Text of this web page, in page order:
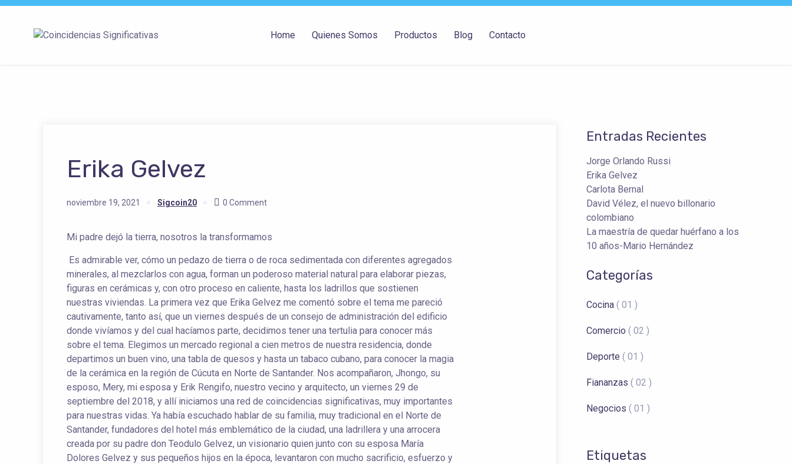
Home Quienes Somos Productos Blog Contacto
Erika Gelvez
noviembre 19, 2021 Sigcoin20 0 Comment
Mi padre dejó la tierra, nosotros la transformamos
Es admirable ver, cómo un pedazo de tierra o de roca sedimentada con diferentes agregados
minerales, al mezclarlos con agua, forman un poderoso material natural para elaborar piezas,
figuras en cerámicas y, con otro proceso en caliente, hasta los ladrillos que sostienen
nuestras viviendas. La primera vez que Erika Gelvez me comentó sobre el tema me pareció
cautivamente, tanto así, que un viernes después de un consejo de administración del edificio
donde vivíamos y del cual hacíamos parte, decidimos tener una tertulia para conocer más
sobre el tema. Elegimos un mercado regional a cien metros de nuestra residencia, donde
departimos un buen vino, una tabla de quesos y hasta un tabaco cubano, para conocer la magia
de la cerámica en la región de Cúcuta en Norte de Santander. Nos acompañaron, Jhongo, su
esposo, Mery, mi esposa y Erik Rengifo, nuestro vecino y arquitecto, un viernes 29 de
septiembre del 2018, y allí iniciamos una red de coincidencias significativas, muy importantes
para nuestras vidas. Ya había escuchado hablar de su familia, muy tradicional en el Norte de
Santander, fundadores del hotel más emblemático de la ciudad, una ladrillera y una arrocera
creada por su padre don Teodulo Gelvez, un visionario quien junto con su esposa María
Dolores Gelvez y sus pequeños hijos en la época, levantaron con mucho sacrificio, esfuerzo y
Entradas Recientes
Jorge Orlando Russi
Erika Gelvez
Carlota Bernal
David Vélez, el nuevo billonario
colombiano
La maestría de quedar huérfano a los
10 años-Mario Hernández
Categorías
Cocina ( 01 )
Comercio ( 02 )
Deporte ( 01 )
Fiananzas ( 02 )
Negocios ( 01 )
Etiquetas